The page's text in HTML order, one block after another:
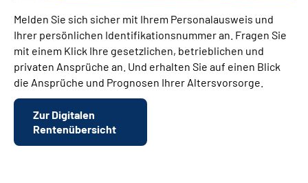
Melden Sie sich sicher mit Ihrem Personalausweis und
Ihrer persönlichen Identifikationsnummer an. Fragen Sie
mit einem Klick Ihre gesetzlichen, betrieblichen und
privaten Ansprüche an. Und erhalten Sie auf einen Blick
die Ansprüche und Prognosen Ihrer Altersvorsorge.
Zur Digitalen
Rentenübersicht